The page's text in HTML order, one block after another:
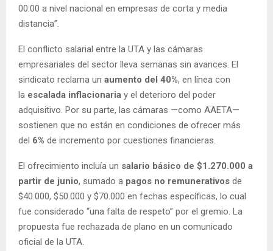
00:00 a nivel nacional en empresas de corta y media
distancia”.
El conflicto salarial entre la UTA y las cámaras
empresariales del sector lleva semanas sin avances. El
sindicato reclama un aumento del 40%, en línea con
la escalada inflacionaria y el deterioro del poder
adquisitivo. Por su parte, las cámaras —como AAETA—
sostienen que no están en condiciones de ofrecer más
del 6% de incremento por cuestiones financieras.
El ofrecimiento incluía un salario básico de $1.270.000 a
partir de junio, sumado a pagos no remunerativos de
$40.000, $50.000 y $70.000 en fechas específicas, lo cual
fue considerado “una falta de respeto” por el gremio. La
propuesta fue rechazada de plano en un comunicado
oficial de la UTA.